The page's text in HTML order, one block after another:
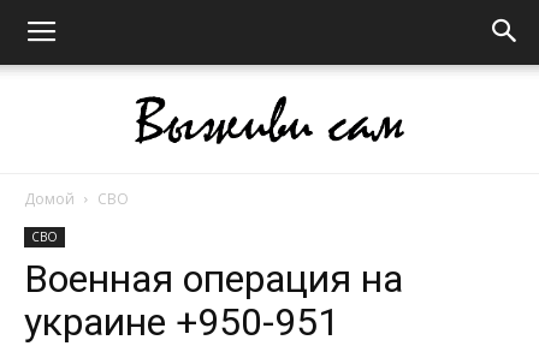
сам
Домой СВО
СВО
Военная операция на
украине +950-951